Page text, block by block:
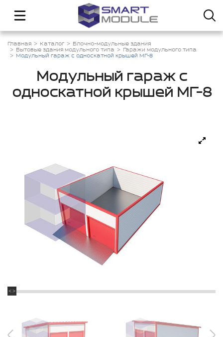
Главная Каталог
Блочно-модульные здания
Бытовые здания модульного типа
Гаражи модульного типа
Модульный гараж с односкатной крышей МГ-8
Модульный гараж с
односкатной крышей МГ-8